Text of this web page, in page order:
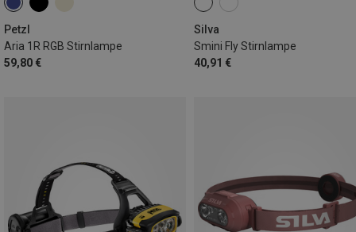
Petzl
Aria 1R RGB Stirnlampe
59,80 €
Silva
Smini Fly Stirnlampe
40,91 €